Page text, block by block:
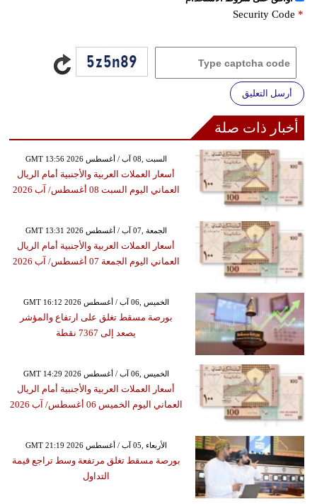
Security Code *
أرسل التعليق
أخبار ذات صلة
GMT 13:56 2026 السبت ,08 آب / أغسطس
أسعار العملات العربية والأجنبية أمام الريال
العماني اليوم السبت 08 أغسطس/ آب 2026
GMT 13:31 2026 الجمعة ,07 آب / أغسطس
أسعار العملات العربية والأجنبية أمام الريال
العماني اليوم الجمعة 07 أغسطس/ آب 2026
GMT 16:12 2026 الخميس ,06 آب / أغسطس
بورصة مسقط تغلق على ارتفاع والمؤشر
يصعد إلى 7367 نقطة
GMT 14:29 2026 الخميس ,06 آب / أغسطس
أسعار العملات العربية والأجنبية أمام الريال
العماني اليوم الخميس 06 أغسطس/ آب 2026
GMT 21:19 2026 الأربعاء ,05 آب / أغسطس
بورصة مسقط تغلق مرتفعة وسط تراجع قيمة
التداول